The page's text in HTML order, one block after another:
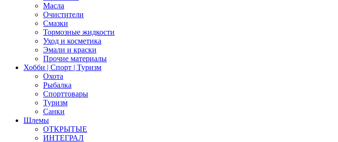
Масла
Очистители
Смазки
Тормозные жидкости
Уход и косметика
Эмали и краски
Прочие материалы
Хобби | Cпорт | Туризм
Охота
Рыбалка
Спорттовары
Туризм
Санки
Шлемы
ОТКРЫТЫЕ
ИНТЕГРАЛ